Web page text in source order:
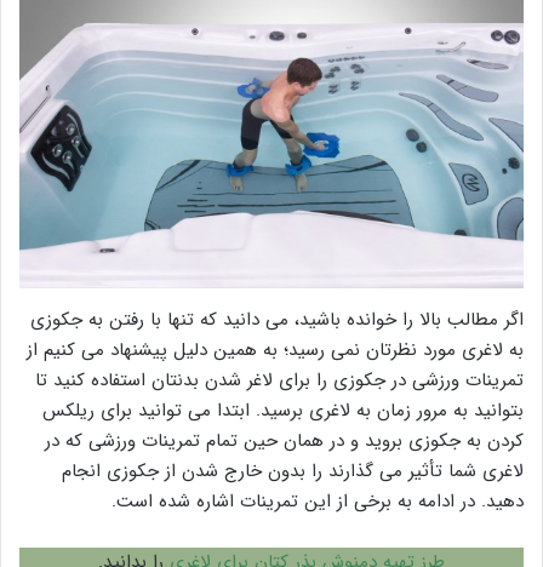
اگر مطالب بالا را خوانده باشید، می دانید که تنها با رفتن به جکوزی
به لاغری مورد نظرتان نمی رسید؛ به همین دلیل پیشنهاد می کنیم از
تمرینات ورزشی در جکوزی را برای لاغر شدن بدنتان استفاده کنید تا
بتوانید به مرور زمان به لاغری برسید. ابتدا می توانید برای ریلکس
کردن به جکوزی بروید و در همان حین تمام تمرینات ورزشی که در
لاغری شما تأثیر می گذارند را بدون خارج شدن از جکوزی انجام
دهید. در ادامه به برخی از این تمرینات اشاره شده است.